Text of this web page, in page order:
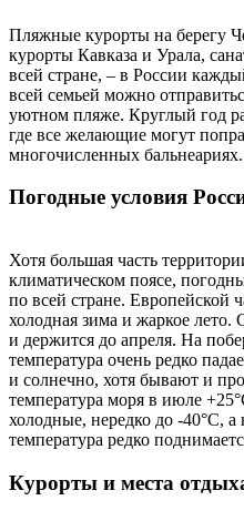
Пляжные курорты на берегу
курорты Кавказа и Урала,
всей стране, – в России
всей семьей можно
уютном пляже. Круглый год
где все желающие могут
многочисленных бальнеариях.
Погодные условия
Хотя большая часть
климатическом поясе,
по всей стране. Европейской
холодная зима и жаркое
и держится до апреля. На
температура очень редко
и солнечно, хотя бывают и
температура моря в июле
холодные, нередко до -40°С, а
температура редко
Курорты и места